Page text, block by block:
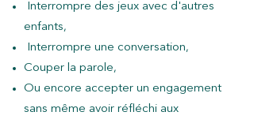
Interrompre des jeux avec d'autres
enfants,
Interrompre une conversation,
Couper la parole,
Ou encore accepter un engagement
sans même avoir réfléchi aux